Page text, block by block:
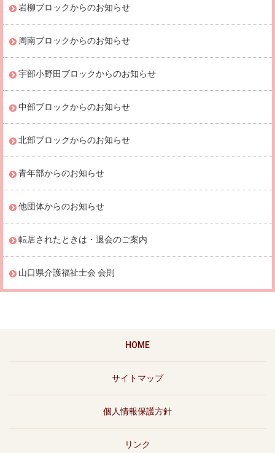
岩柳ブロックからのお知らせ
周南ブロックからのお知らせ
宇部小野田ブロックからのお知らせ
中部ブロックからのお知らせ
北部ブロックからのお知らせ
青年部からのお知らせ
他団体からのお知らせ
転居されたときは・退会のご案内
山口県介護福祉士会 会則
HOME
サイトマップ
個人情報保護方針
リンク